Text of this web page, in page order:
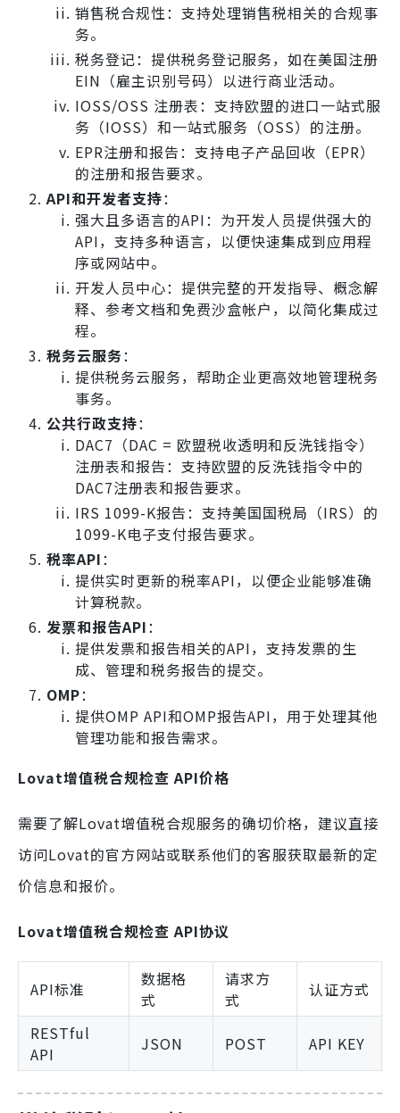
销售税合规性：支持处理销售税相关的合规事
务。
税务登记：提供税务登记服务，如在美国注册
EIN（雇主识别号码）以进行商业活动。
IOSS/OSS 注册表：支持欧盟的进口一站式服
务（IOSS）和一站式服务（OSS）的注册。
EPR注册和报告：支持电子产品回收（EPR）
的注册和报告要求。
API和开发者支持：
强大且多语言的API：为开发人员提供强大的
API，支持多种语言，以便快速集成到应用程
序或网站中。
开发人员中心：提供完整的开发指导、概念解
释、参考文档和免费沙盒帐户，以简化集成过
程。
税务云服务：
提供税务云服务，帮助企业更高效地管理税务
事务。
公共行政支持：
DAC7（DAC = 欧盟税收透明和反洗钱指令）
注册表和报告：支持欧盟的反洗钱指令中的
DAC7注册表和报告要求。
IRS 1099-K报告：支持美国国税局（IRS）的
1099-K电子支付报告要求。
税率API：
提供实时更新的税率API，以便企业能够准确
计算税款。
发票和报告API：
提供发票和报告相关的API，支持发票的生
成、管理和税务报告的提交。
OMP：
提供OMP API和OMP报告API，用于处理其他
管理功能和报告需求。
Lovat增值税合规检查 API价格
需要了解Lovat增值税合规服务的确切价格，建议直接
访问Lovat的官方网站或联系他们的客服获取最新的定
价信息和报价。
Lovat增值税合规检查 API协议
API标准
数据格
式
请求方
式
认证方式
RESTful
API
JSON POST API KEY